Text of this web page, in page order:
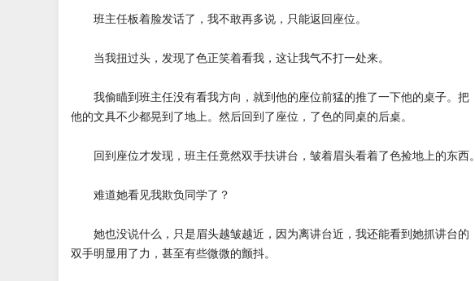
班主任板着脸发话了，我不敢再多说，只能返回座位。
当我扭过头，发现了色正笑着看我，这让我气不打一处来。
我偷瞄到班主任没有看我方向，就到他的座位前猛的推了一下他的桌子。把
他的文具不少都晃到了地上。然后回到了座位，了色的同桌的后桌。
回到座位才发现，班主任竟然双手扶讲台，皱着眉头看着了色捡地上的东西。
难道她看见我欺负同学了？
她也没说什么，只是眉头越皱越近，因为离讲台近，我还能看到她抓讲台的
双手明显用了力，甚至有些微微的颤抖。